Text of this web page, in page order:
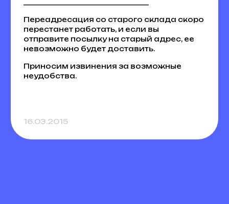
Переадресация со старого склада скоро
перестанет работать, и если вы
отправите посылку на старый адрес, ее
невозможно будет доставить.
Приносим извинения за возможные
неудобства.
16.03.2015